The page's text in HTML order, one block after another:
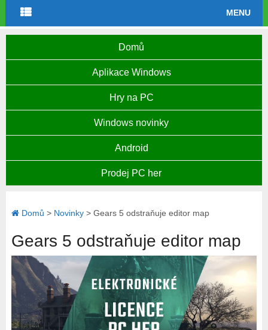
MENU
Domů
Aplikace Windows
Hry na PC
Windows novinky
Android
Prodej PC her
Domů > Novinky> Gears 5 odstraňuje editor map
Gears 5 odstraňuje editor map